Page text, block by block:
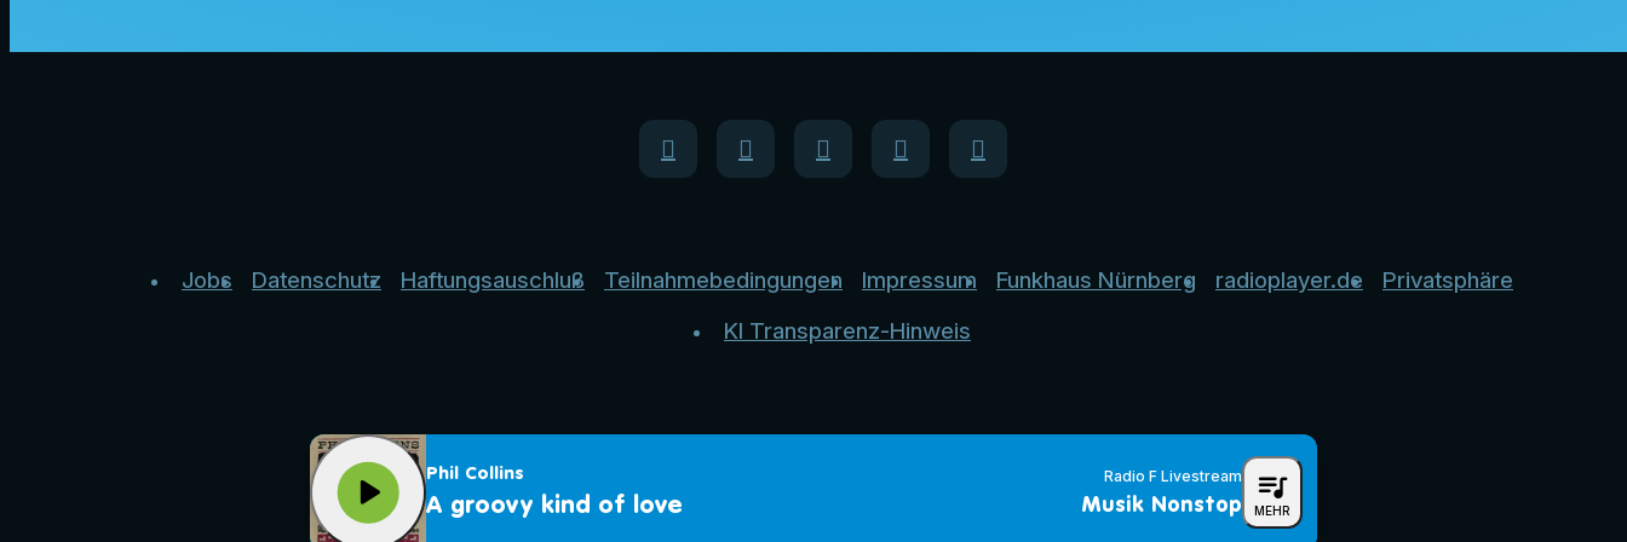
Jobs Datenschutz Haftungsauschluß Teilnahmebedingungen Impressum Funkhaus Nürnberg radioplayer.de
Privatsphäre
KI Transparenz-Hinweis
Phil Collins
A groovy kind of love
play_arrow Musik Nonstop
Radio F Livestream queue_music